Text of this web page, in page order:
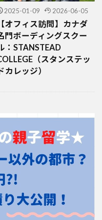
2025-01-09 2026-06-05
【オフィス訪問】カナダ
門ボーディングスクー
：STANSTEAD
（スタンステッ
カレッジ）